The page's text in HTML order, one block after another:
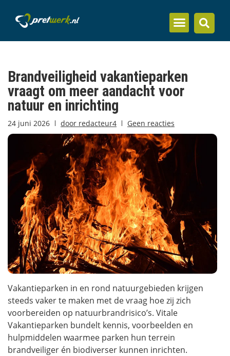
Brandveiligheid vakantieparken
vraagt om meer aandacht voor
natuur en inrichting
24 juni 2026 door redacteur4 Geen reacties
Vakantieparken in en rond natuurgebieden krijgen
steeds vaker te maken met de vraag hoe zij zich
voorbereiden op natuurbrandrisico’s. Vitale
Vakantieparken bundelt kennis, voorbeelden en
hulpmiddelen waarmee parken hun terrein
brandveiliger én biodiverser kunnen inrichten.